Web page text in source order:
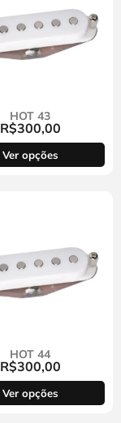
HOT 43
R$300,00
Ver opções
HOT 44
R$300,00
Ver opções